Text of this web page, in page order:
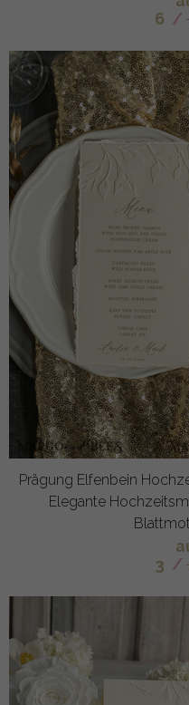
6 /
Prägung Elfenbein
Elegante
3 /